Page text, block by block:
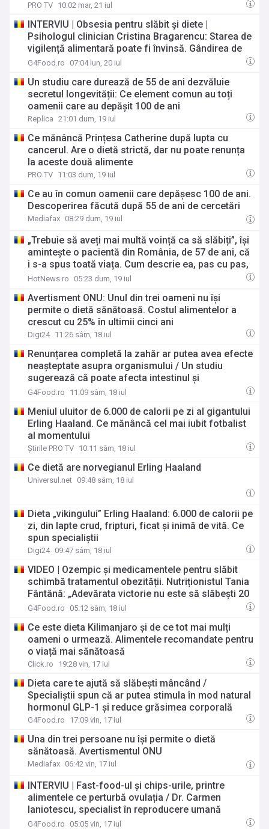
PRO TV 10:02 mar, 21 iul
INTERVIU | Obsesia pentru slăbit și diete |
Psihologul clinician Cristina Bragarencu: Starea de
vigilență alimentară poate fi învinsă. Gândirea de
tip „totul sau nimic” este distructivă
G4Food.ro 07:04 lun, 20 iul
Un studiu care durează de 55 de ani dezvăluie
secretul longevității: Ce element comun au toți
oamenii care au depășit 100 de ani
Replica 21:01 dum, 19 iul
Ce mănâncă Prințesa Catherine după lupta cu
cancerul. Are o dietă strictă, dar nu poate renunța
la aceste două alimente
PRO TV 11:03 dum, 19 iul
Ce au în comun oamenii care depășesc 100 de ani.
Descoperirea făcută după 55 de ani de cercetări
Mediafax 08:29 dum, 19 iul
„Trebuie să aveți mai multă voință ca să slăbiți”, își
amintește o pacientă din România, de 57 de ani, că
i s-a spus toată viața. Cum descrie ea, pas cu pas,
experiența injecțiilor pentru slăbit, cu Wegovy
HotNews.ro 05:23 dum, 19 iul
Avertisment ONU: Unul din trei oameni nu își
permite o dietă sănătoasă. Costul alimentelor a
crescut cu 25% în ultimii cinci ani
Digi24 11:26 sâm, 18 iul
Renunțarea completă la zahăr ar putea avea efecte
neașteptate asupra organismului / Un studiu
sugerează că poate afecta intestinul și
metabolismul
G4Food.ro 11:09 sâm, 18 iul
Meniul uluitor de 6.000 de calorii pe zi al gigantului
Erling Haaland. Ce mănâncă cel mai iubit fotbalist
al momentului
Știrile PRO TV 10:11 sâm, 18 iul
Ce dietă are norvegianul Erling Haaland
Universul.net 09:48 sâm, 18 iul
Dieta „vikingului” Erling Haaland: 6.000 de calorii pe
zi, din lapte crud, fripturi, ficat şi inimă de vită. Ce
spun specialiștii
Digi24 09:47 sâm, 18 iul
VIDEO | Ozempic și medicamentele pentru slăbit
schimbă tratamentul obezității. Nutriționistul Tania
Fântână: „Adevărata victorie nu este să slăbești 20
de kilograme, ci să nu le pui la loc”
G4Food.ro 05:12 sâm, 18 iul
Ce este dieta Kilimanjaro și de ce tot mai mulți
oameni o urmează. Alimentele recomandate pentru
o viață mai sănătoasă
Click.ro 19:28 vin, 17 iul
Dieta care te ajută să slăbești mâncând /
Specialiștii spun că ar putea stimula în mod natural
hormonul GLP-1 și reduce grăsimea corporală
G4Food.ro 17:09 vin, 17 iul
Una din trei persoane nu își permite o dietă
sănătoasă. Avertismentul ONU
Mediafax 06:42 vin, 17 iul
INTERVIU | Fast-food-ul și chips-urile, printre
alimentele ce perturbă ovulația / Dr. Carmen
Ianiotescu, specialist în reproducere umană
asistată: „Alimentația influențează fertilitatea, dar
G4Food.ro 05:05 vin, 17 iul